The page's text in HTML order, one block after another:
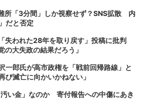
所「3分間」しか視察せず？SNS拡散 内
だと否定
失われた28年を取り戻す」投稿に批判
の大失政の結果だろう」
一郎氏が高市政権を「戦前回帰路線」と
滅亡に向かいかねない」
い金」なのか 寄付報告への中傷にあき